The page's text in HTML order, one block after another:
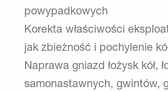
powypadkowych
Korekta właściwości
jak zbieżność i pochylenie
Naprawa gniazd łożysk kół,
samonastawnych, gwintów,